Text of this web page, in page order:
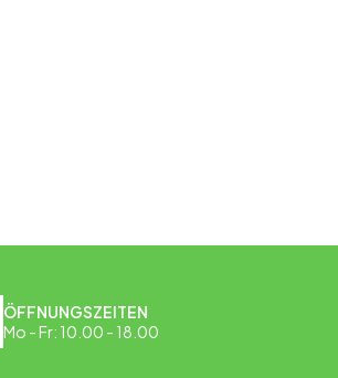
ÖFFNUNGSZEITEN
Mo - Fr: 10.00 - 18.00